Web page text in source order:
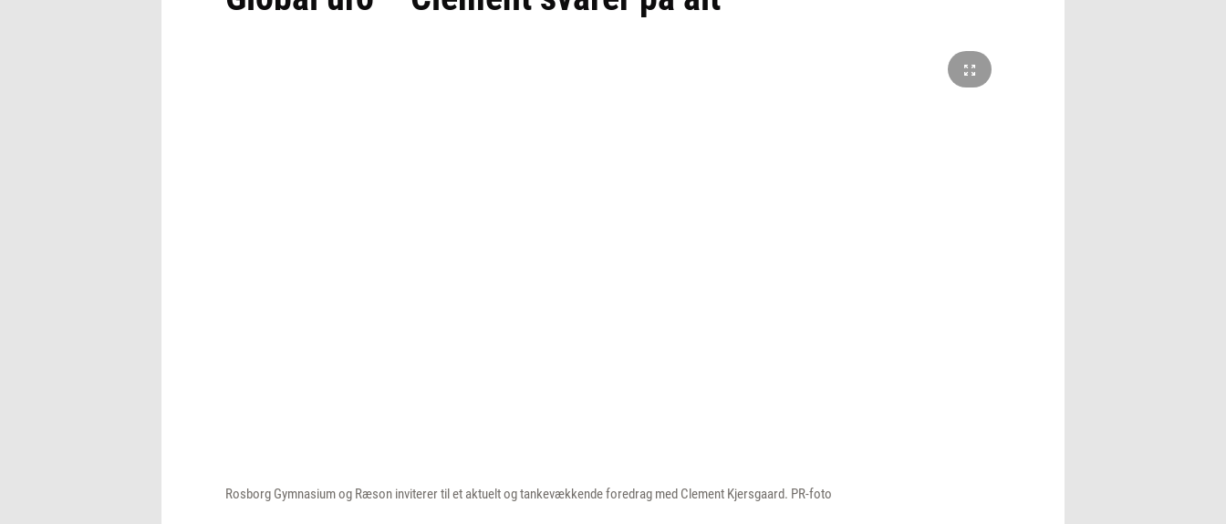
Rosborg Gymnasium og Ræson inviterer til et aktuelt og tankevækkende foredrag med Clement Kjersgaard. PR-foto